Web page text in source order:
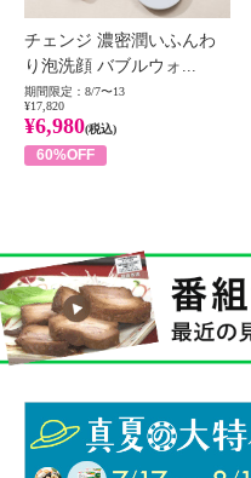
チェンジ 濃密潤いふんわ
り泡洗顔 バブルウォ...
期間限定：8/7〜13
¥17,820
¥6,980(税込)
60%OFF